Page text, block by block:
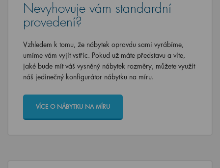
Nevyhovuje vám standardní
provedení?
Vzhledem k tomu, že nábytek opravdu sami vyrábíme,
umíme vám vyjít vstříc. Pokud už máte představu a víte,
jaké bude mít váš vysněný nábytek rozměry, můžete využít
náš jedinečný konfigurátor nábytku na míru.
VÍCE O NÁBYTKU NA MÍRU